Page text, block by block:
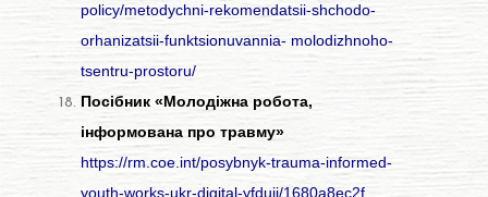
policy/metodychni-rekomendatsii-shchodo-
orhanizatsii-funktsionuvannia- molodizhnoho-
tsentru-prostoru/
Посібник «Молодіжна робота,
інформована про травму»
https://rm.coe.int/posybnyk-trauma-informed-
youth-works-ukr-digital-yfduii/1680a8ec2f